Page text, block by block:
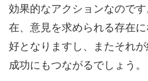
効果的なアクションなので
在、意見を求められる存在
好となりますし、またそれ
成功にもつながるでしょう。